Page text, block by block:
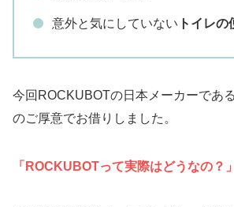
意外と気にしていない トイレ
今回ROCKUBOTの日本メーカーであ
のご厚意でお借りしました。
「ROCKUBOTって実際はどうなの？」